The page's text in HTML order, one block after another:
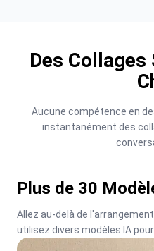
Des Collages
Aucune compétence en
instantanément des
Plus de 30
Allez au-delà de
utilisez divers modèles IA